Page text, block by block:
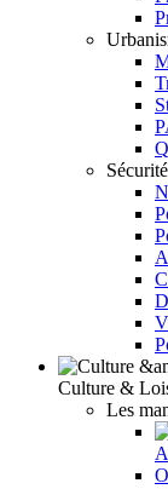
Sécurité
Culture &
Les